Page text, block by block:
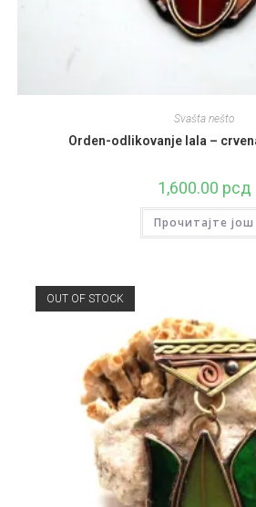
Svašta nešto
Orden-odlikovanje lala –
1,600.00 рсд
Прочитајте још
OUT OF STOCK